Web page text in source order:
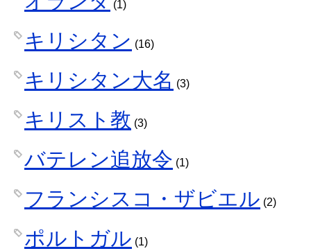
(1)
キリシタン (16)
キリシタン大名 (3)
キリスト教 (3)
バテレン追放令 (1)
フランシスコ・ザビエル (2)
ポルトガル (1)